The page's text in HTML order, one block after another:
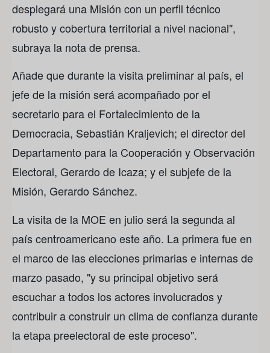
desplegará una Misión con un perfil técnico
robusto y cobertura territorial a nivel nacional",
subraya la nota de prensa.
Añade que durante la visita preliminar al país, el
jefe de la misión será acompañado por el
secretario para el Fortalecimiento de la
Democracia, Sebastián Kraljevich; el director del
Departamento para la Cooperación y Observación
Electoral, Gerardo de Icaza; y el subjefe de la
Misión, Gerardo Sánchez.
La visita de la MOE en julio será la segunda al
país centroamericano este año. La primera fue en
el marco de las elecciones primarias e internas de
marzo pasado, "y su principal objetivo será
escuchar a todos los actores involucrados y
contribuir a construir un clima de confianza durante
la etapa preelectoral de este proceso".